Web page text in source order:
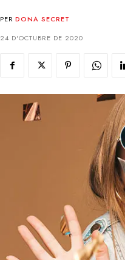
PER DONA SECRET
24 D'OCTUBRE DE 2020